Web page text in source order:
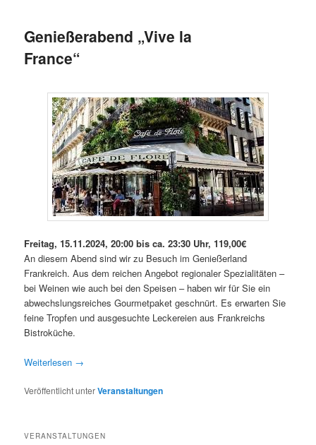
Genießerabend „Vive la
France“
Freitag, 15.11.2024, 20:00 bis ca. 23:30 Uhr, 119,00€
An diesem Abend sind wir zu Besuch im Genießerland
Frankreich. Aus dem reichen Angebot regionaler Spezialitäten –
bei Weinen wie auch bei den Speisen – haben wir für Sie ein
abwechslungsreiches Gourmetpaket geschnürt. Es erwarten Sie
feine Tropfen und ausgesuchte Leckereien aus Frankreichs
Bistroküche.
Weiterlesen →
Veröffentlicht unterVeranstaltungen
VERANSTALTUNGEN